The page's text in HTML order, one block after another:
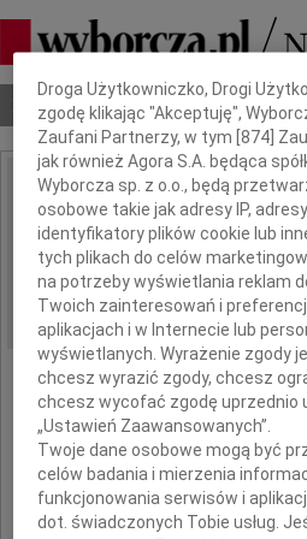
Nekrologi Odeszli Poradnik
IMIĘ I NAZWISKO:
REGION: Warszawa
DATA EMISJI: 24.11.2012
W
Dbamy o Twoją prywatność
Droga Użytkowniczko, Drogi
zgodę klikając "Akceptuję",
Zaufani Partnerzy, w tym [874 ]
jak również Agora S.A. będąca
Wyborcza sp. z o.o., będą
osobowe takie jak adresy IP,
identyfikatory plików cookie lub
tych plikach do celów
na potrzeby wyświetlania reklam
Twoich zainteresowań i
aplikacjach i w Internecie lub
wyświetlanych. Wyrażenie zgody
chcesz wyrazić zgody, chcesz
chcesz wycofać zgodę uprzednio
„Ustawień Zaawansowanych”.
Twoje dane osobowe mogą być
celów badania i mierzenia
funkcjonowania serwisów i
dot. świadczonych Tobie usług.